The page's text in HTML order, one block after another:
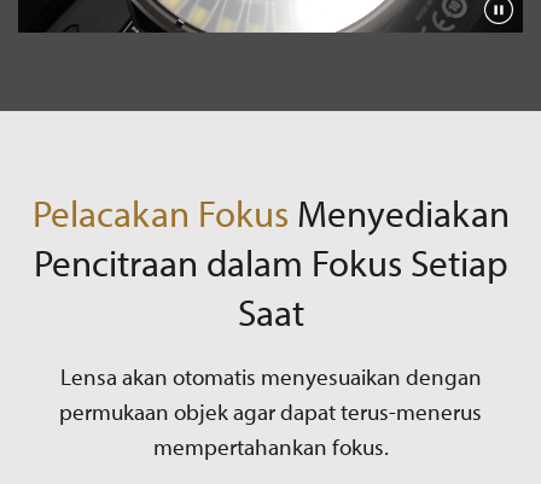
Play
Pelacakan Fokus Menyediakan
Pencitraan dalam Fokus Setiap
Saat
Lensa akan otomatis menyesuaikan dengan
permukaan objek agar dapat terus-menerus
mempertahankan fokus.